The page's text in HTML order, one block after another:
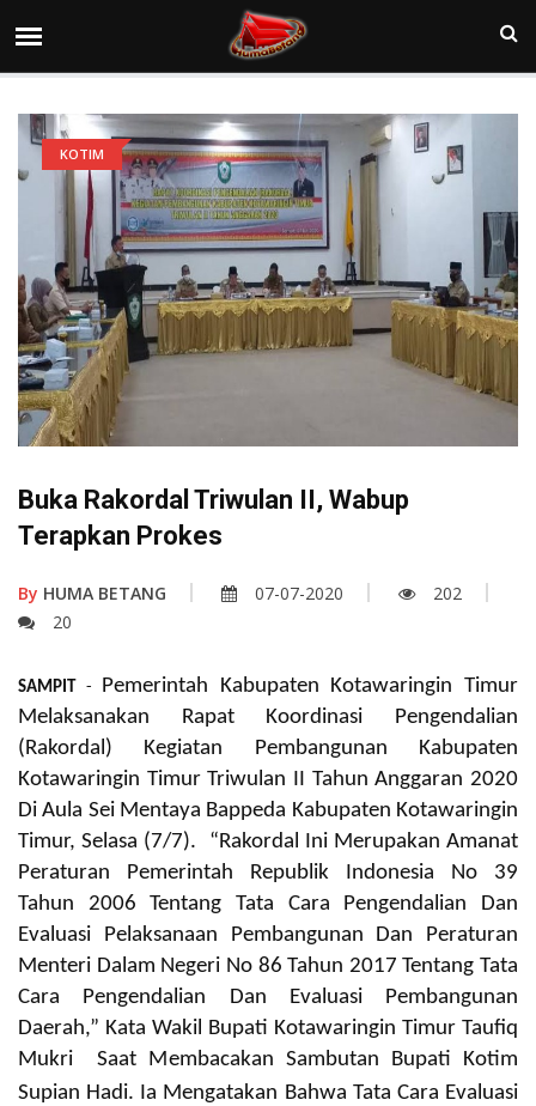
KOTIM
Buka Rakordal Triwulan II, Wabup
Terapkan Prokes
By HUMA BETANG 07-07-2020
202
20
SAMPIT - Pemerintah Kabupaten Kotawaringin Timur
Melaksanakan Rapat Koordinasi Pengendalian
(Rakordal) Kegiatan Pembangunan Kabupaten
Kotawaringin Timur Triwulan II Tahun Anggaran 2020
Di Aula Sei Mentaya Bappeda Kabupaten Kotawaringin
Timur, Selasa (7/7). “Rakordal Ini Merupakan Amanat
Peraturan Pemerintah Republik Indonesia No 39
Tahun 2006 Tentang Tata Cara Pengendalian Dan
Evaluasi Pelaksanaan Pembangunan Dan Peraturan
Menteri Dalam Negeri No 86 Tahun 2017 Tentang Tata
Cara Pengendalian Dan Evaluasi Pembangunan
Daerah,” Kata Wakil Bupati Kotawaringin Timur Taufiq
Mukri Saat Membacakan Sambutan Bupati Kotim
Supian Hadi. Ia Mengatakan Bahwa Tata Cara Evaluasi